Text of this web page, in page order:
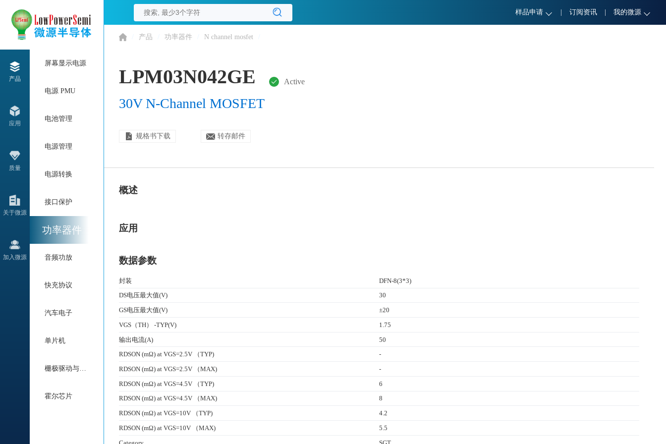
样品申请 订阅资讯 我的微源
产品
应用
质量
关于微源
加入微源
屏幕显示电源
电源 PMU
电池管理
电源管理
电源转换
接口保护
功率器件
音频功放
快充协议
汽车电子
单片机
栅极驱动与电机驱动
霍尔芯片
产品 功率器件 N channel mosfet
LPM03N042GE Active
30V N-Channel MOSFET
规格书下载 转存邮件
概述
应用
数据参数
封装
DFN-8(3*3)
DS电压最大值(V)
30
GS电压最大值(V)
±20
VGS（TH） -TYP(V)
1.75
输出电流(A)
50
RDSON (mΩ) at VGS=2.5V （TYP)
-
RDSON (mΩ) at VGS=2.5V （MAX)
-
RDSON (mΩ) at VGS=4.5V （TYP)
6
RDSON (mΩ) at VGS=4.5V （MAX)
8
RDSON (mΩ) at VGS=10V （TYP)
4.2
RDSON (mΩ) at VGS=10V （MAX)
5.5